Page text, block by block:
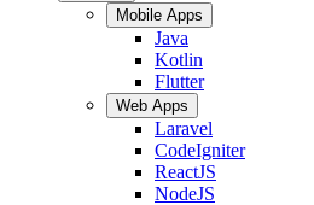
Mobile Apps
Java
Kotlin
Flutter
Web Apps
Laravel
CodeIgniter
ReactJS
NodeJS